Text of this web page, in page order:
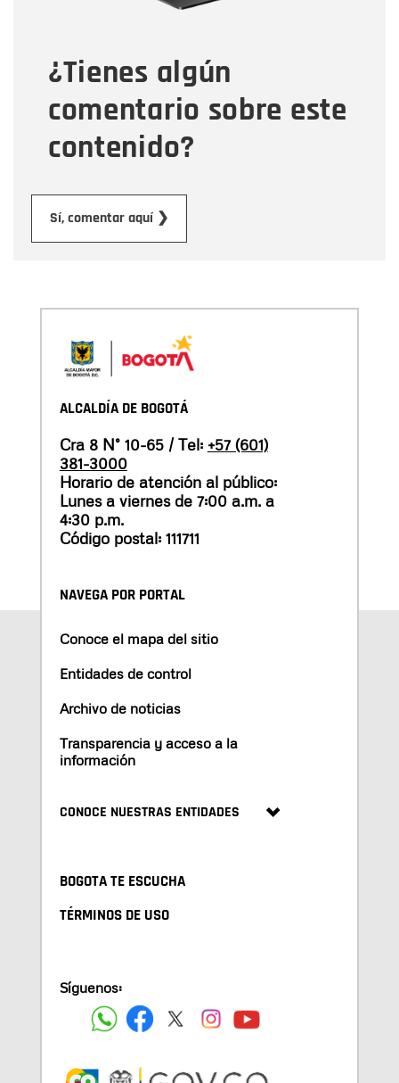
¿Tienes algún
comentario sobre este
contenido?
Sí, comentar aquí ❯
Mensaje
ALCALDÍA DE BOGOTÁ
Cra 8 N° 10-65 / Tel: +57 (601)
381-3000
Horario de atención al público:
Lunes a viernes de 7:00 a.m. a
4:30 p.m.
Código postal: 111711
NAVEGA POR PORTAL
Conoce el mapa del sitio
Entidades de control
Archivo de noticias
Transparencia y acceso a la
información
CONOCE NUESTRAS ENTIDADES
BOGOTA TE ESCUCHA
TÉRMINOS DE USO
Síguenos: